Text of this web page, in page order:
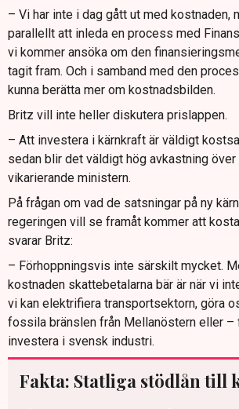
– Vi har inte i dag gått ut med kostnaden,
parallellt att inleda en process med
vi kommer ansöka om den
tagit fram. Och i samband med den
kunna berätta mer om kostnadsbilden.
Britz vill inte heller diskutera prislappen.
– Att investera i kärnkraft är väldigt
sedan blir det väldigt hög avkastning
vikarierande ministern.
På frågan om vad de satsningar på ny
regeringen vill se framåt kommer att
svarar Britz:
– Förhoppningsvis inte särskilt mycket.
kostnaden skattebetalarna bär är när vi
vi kan elektrifiera transportsektorn, göra
fossila bränslen från Mellanöstern eller –
investera i svensk industri.
Fakta: Statliga stödlån till